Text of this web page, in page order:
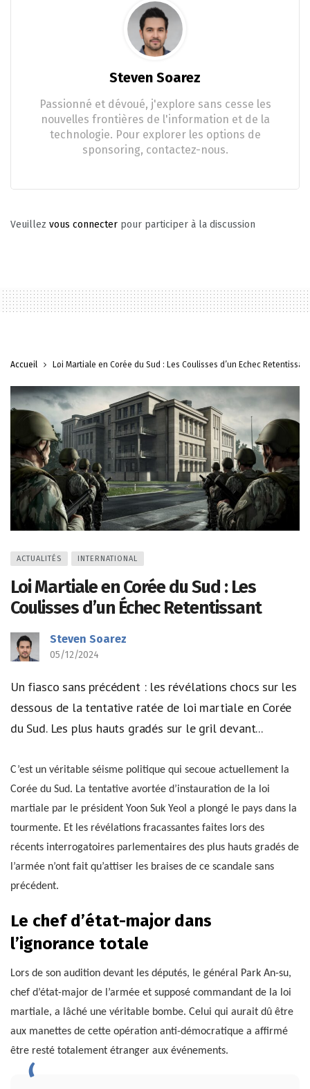
Steven Soarez
Passionné et dévoué, j'explore sans cesse les
nouvelles frontières de l'information et de la
technologie. Pour explorer les options de
sponsoring, contactez-nous.
Veuillez vous connecter pour participer à la discussion
Accueil Loi Martiale en Corée du Sud : Les Coulisses d’un Échec Retentissant
ACTUALITÉS INTERNATIONAL
Loi Martiale en Corée du Sud : Les
Coulisses d’un Échec Retentissant
Steven Soarez
05/12/2024
Un fiasco sans précédent : les révélations chocs sur les
dessous de la tentative ratée de loi martiale en Corée
du Sud. Les plus hauts gradés sur le gril devant...
C’est un véritable séisme politique qui secoue actuellement la
Corée du Sud. La tentative avortée d’instauration de la loi
martiale par le président Yoon Suk Yeol a plongé le pays dans la
tourmente. Et les révélations fracassantes faites lors des
récents interrogatoires parlementaires des plus hauts gradés de
l’armée n’ont fait qu’attiser les braises de ce scandale sans
précédent.
Le chef d’état-major dans
l’ignorance totale
Lors de son audition devant les députés, le général Park An-su,
chef d’état-major de l’armée et supposé commandant de la loi
martiale, a lâché une véritable bombe. Celui qui aurait dû être
aux manettes de cette opération anti-démocratique a affirmé
être resté totalement étranger aux événements.